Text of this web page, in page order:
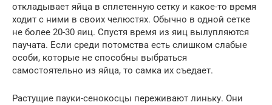
откладывает яйца в сплетенную сетку и какое-то время
ходит с ними в своих челюстях. Обычно в одной сетке
не более 20-30 яиц. Спустя время из яиц вылупляются
паучата. Если среди потомства есть слишком слабые
особи, которые не способны выбраться
самостоятельно из яйца, то самка их съедает.
Растущие пауки-сенокосцы переживают линьку. Они